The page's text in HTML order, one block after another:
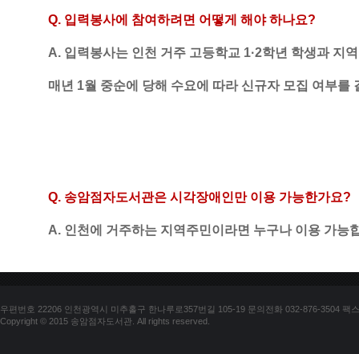
Q. 입력봉사에 참여하려면 어떻게 해야 하나요?
A. 입력봉사는 인천 거주 고등학교 1·2학년 학생과 지
매년 1월 중순에 당해 수요에 따라 신규자 모집 여부
Q. 송암점자도서관은 시각장애인만 이용 가능한가요?
A. 인천에 거주하는 지역주민이라면 누구나 이용 가능
우편번호 22206 인천광역시 미추홀구 한나루로357번길 105-19 문의전화 032-876-3504 팩
Copyright © 2015 송암점자도서관. All rights reserved.